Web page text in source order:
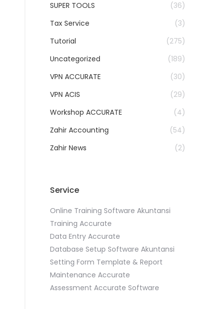
SUPER TOOLS
(36)
Tax Service
(3)
Tutorial
(275)
Uncategorized
(189)
VPN ACCURATE
(30)
VPN ACIS
(29)
Workshop ACCURATE
(4)
Zahir Accounting
(54)
Zahir News
(2)
Service
Online Training Software Akuntansi
Training Accurate
Data Entry Accurate
Database Setup Software Akuntansi
Setting Form Template & Report
Maintenance Accurate
Assessment Accurate Software